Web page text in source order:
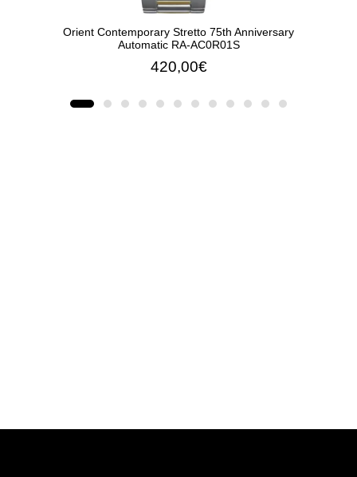
Orient Contemporary Stretto 75th Anniversary
Automatic RA-AC0R01S
420,00€